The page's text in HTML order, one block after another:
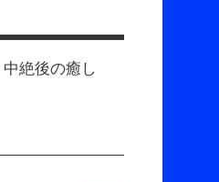
中絶後の癒し